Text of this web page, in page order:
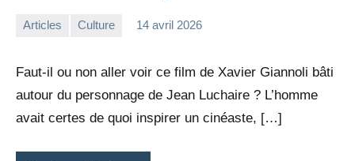
Articles Culture 14 avril 2026
Faut-il ou non aller voir ce film de Xavier Giannoli bâti
autour du personnage de Jean Luchaire ? L’homme
avait certes de quoi inspirer un cinéaste, […]